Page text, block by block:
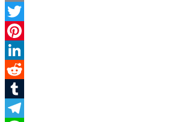
Email
Twitter
Pinterest
LinkedIn
Reddit
Tumblr